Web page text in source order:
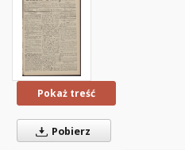
Pokaż treść
Pobierz